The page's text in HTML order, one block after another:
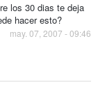
los 30 dias te deja
hacer esto?
may. 07, 2007 - 09:46